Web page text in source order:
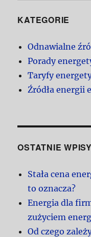
KATEGORIE
Odnawialne
Porady
Taryfy
Źródła energii
OSTATNIE WPISY
Stała cena
to oznacza?
Energia dla
zużyciem
Od czego